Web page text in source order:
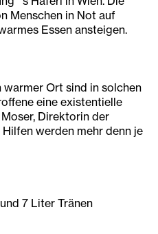
Menschen in Not auf
Essen ansteigen.
warmer Ort sind in solchen
eine existentielle
Direktorin der
werden mehr denn je
7 Liter Tränen